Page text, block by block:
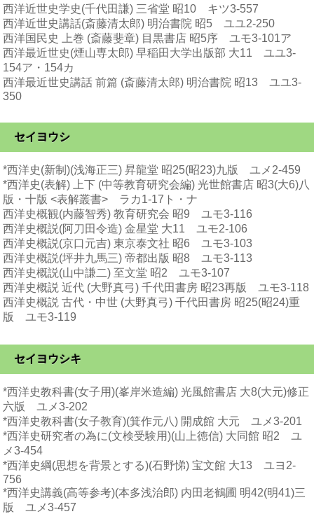
西洋近世史学史(千代田謙) 三省堂 昭10 キツ3-557
西洋近世史講話(斎藤清太郎) 明治書院 昭5 ユユ2-250
西洋国民史 上巻 (斎藤斐章) 目黒書店 昭5序 ユモ3-101ア
西洋最近世史(煙山専太郎) 早稲田大学出版部 大11 ユユ3-
154ア・154カ
西洋最近世史講話 前篇 (斎藤清太郎) 明治書院 昭13 ユユ3-
350
セイヨウシ
*西洋史(新制)(浅海正三) 昇龍堂 昭25(昭23)九版 ユメ2-459
*西洋史(表解) 上下 (中等教育研究会編) 光世館書店 昭3(大6)八
版・十版 <表解叢書> ラカ1-17ト・ナ
西洋史概観(内藤智秀) 教育研究会 昭9 ユモ3-116
西洋史概説(阿刀田令造) 金星堂 大11 ユモ2-106
西洋史概説(京口元吉) 東京泰文社 昭6 ユモ3-103
西洋史概説(坪井九馬三) 帝都出版 昭8 ユモ3-113
西洋史概説(山中謙二) 至文堂 昭2 ユモ3-107
西洋史概説 近代 (大野真弓) 千代田書房 昭23再版 ユモ3-118
西洋史概説 古代・中世 (大野真弓) 千代田書房 昭25(昭24)重
版 ユモ3-119
セイヨウシキ
*西洋史教科書(女子用)(峯岸米造編) 光風館書店 大8(大元)修正
六版 ユメ3-202
*西洋史教科書(女子教育)(箕作元八) 開成館 大元 ユメ3-201
*西洋史研究者の為に(文検受験用)(山上徳信) 大同館 昭2 ユ
メ3-454
*西洋史綱(思想を背景とする)(石野悌) 宝文館 大13 ユヨ2-
756
*西洋史講義(高等参考)(本多浅治郎) 内田老鶴圃 明42(明41)三
版 ユメ3-457